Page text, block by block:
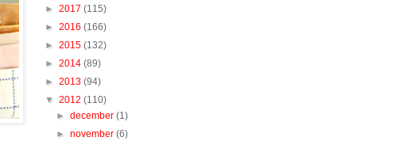
► 2017 (115)
► 2016 (166)
► 2015 (132)
► 2014 (89)
► 2013 (94)
▼ 2012 (110)
►december(1)
►november(6)